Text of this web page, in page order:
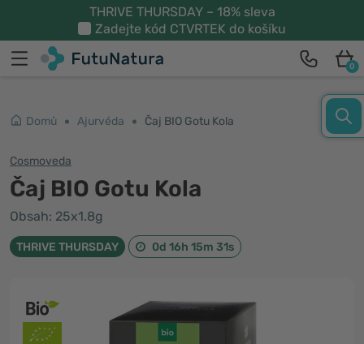
THRIVE THURSDAY – 18% sleva
Zadejte kód CTVRTEK do košíku
0
Domů Ajurvéda Čaj BIO Gotu Kola
Cosmoveda
Čaj BIO Gotu Kola
Obsah: 25x1.8g
THRIVE THURSDAY 0d 16h 15m 31s